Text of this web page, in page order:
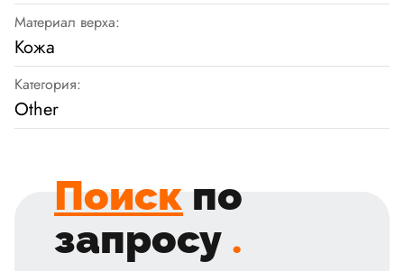
Материал верха:
Кожа
Категория:
Other
Поиск по
запросу .